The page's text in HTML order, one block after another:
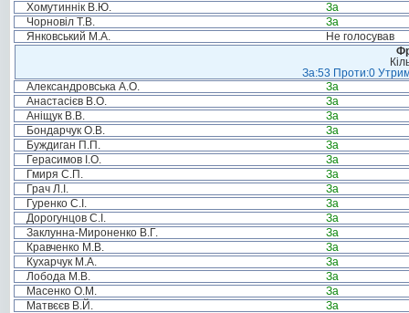
Хомутиннік В.Ю.
За
Чорновіл Т.В.
За
Янковський М.А.
Не голосував
За:53 Проти:0
Александровська А.О.
За
Анастасієв В.О.
За
Аніщук В.В.
За
Бондарчук О.В.
За
Буждиган П.П.
За
Герасимов І.О.
За
Гмиря С.П.
За
Грач Л.І.
За
Гуренко С.І.
За
Дорогунцов С.І.
За
Заклунна-Мироненко В.Г.
За
Кравченко М.В.
За
Кухарчук М.А.
За
Лобода М.В.
За
Масенко О.М.
За
Матвєєв В.Й.
За